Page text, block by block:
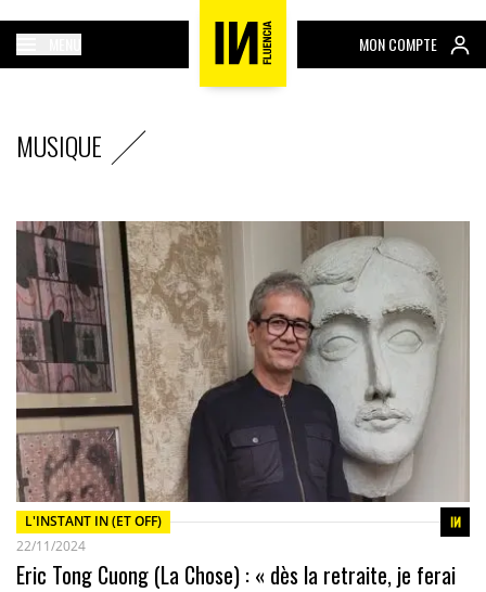
MON COMPTE
MUSIQUE
L'INSTANT IN (ET OFF)
22/11/2024
Eric Tong Cuong (La Chose) : « dès la retraite, je ferai